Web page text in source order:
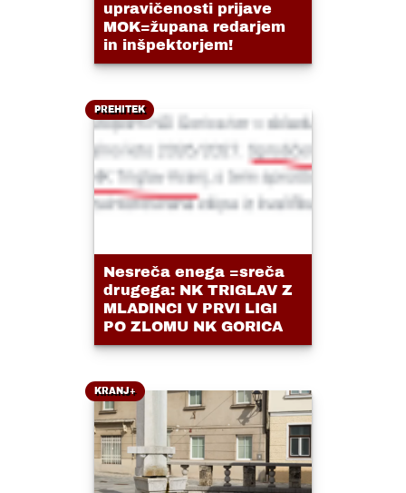
upravičenosti prijave
MOK=župana redarjem
in inšpektorjem!
PREHITEK
Nesreča enega =sreča
drugega: NK TRIGLAV Z
MLADINCI V PRVI LIGI
PO ZLOMU NK GORICA
KRANJ+